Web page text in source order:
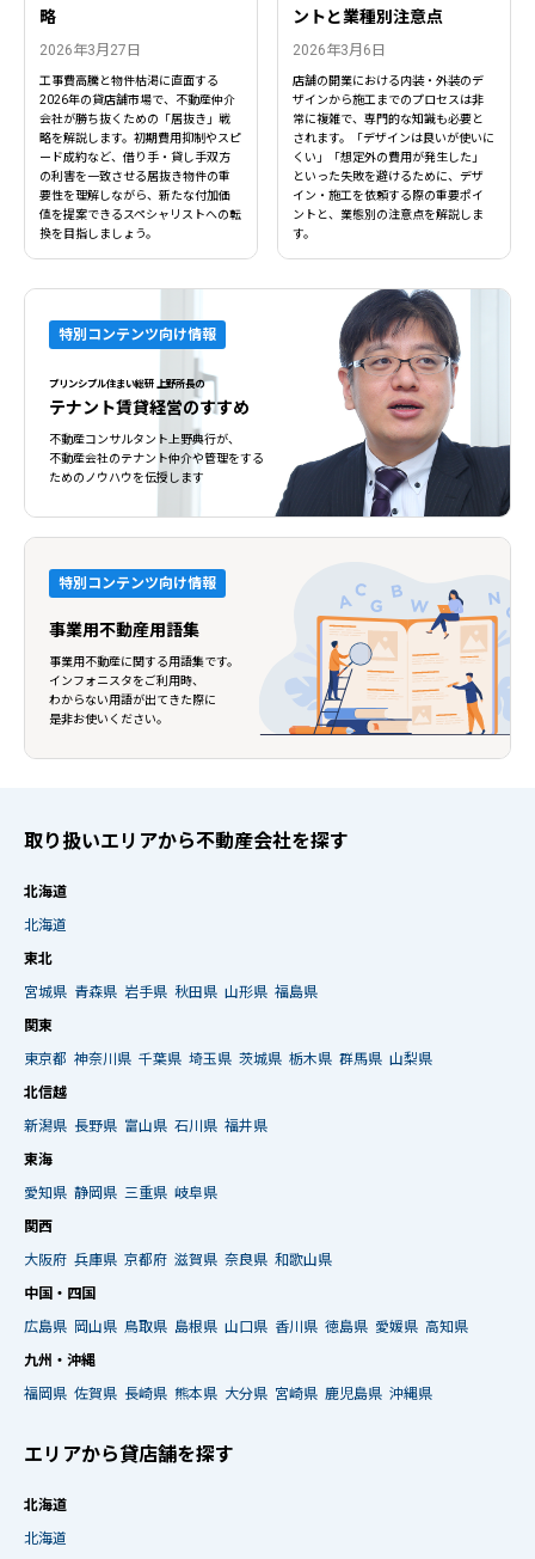
略
2026年3月27日
工事費高騰と物件枯渇に直面する
2026年の貸店舗市場で、不動産仲介
会社が勝ち抜くための「居抜き」戦
略を解説します。初期費用抑制やスピ
ード成約など、借り手・貸し手双方
の利害を一致させる居抜き物件の重
要性を理解しながら、新たな付加価
値を提案できるスペシャリストへの転
換を目指しましょう。
ントと業種別注意点
2026年3月6日
店舗の開業における内装・外装のデ
ザインから施工までのプロセスは非
常に複雑で、専門的な知識も必要と
されます。「デザインは良いが使いに
くい」「想定外の費用が発生した」
といった失敗を避けるために、デザ
イン・施工を依頼する際の重要ポイ
ントと、業態別の注意点を解説しま
す。
特別コンテンツ向け情報
プリンシプル住まい総研 上野所長の
テナント賃貸経営のすすめ
不動産コンサルタント上野典行が、
不動産会社のテナント仲介や管理をする
ためのノウハウを伝授します
特別コンテンツ向け情報
事業用不動産用語集
事業用不動産に関する用語集です。
インフォニスタをご利用時、
わからない用語が出てきた際に
是非お使いください。
取り扱いエリアから不動産会社を探す
北海道
北海道
東北
宮城県 青森県 岩手県 秋田県 山形県 福島県
関東
東京都 神奈川県 千葉県 埼玉県 茨城県 栃木県 群馬県 山梨県
北信越
新潟県 長野県 富山県 石川県 福井県
東海
愛知県 静岡県 三重県 岐阜県
関西
大阪府 兵庫県 京都府 滋賀県 奈良県 和歌山県
中国・四国
広島県 岡山県 鳥取県 島根県 山口県 香川県 徳島県 愛媛県 高知県
九州・沖縄
福岡県 佐賀県 長崎県 熊本県 大分県 宮崎県 鹿児島県 沖縄県
エリアから貸店舗を探す
北海道
北海道